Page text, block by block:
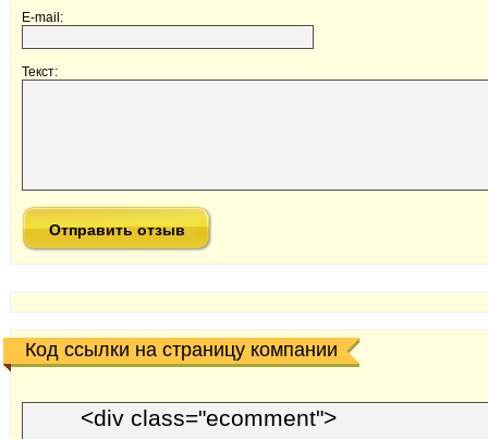
E-mail:
Текст:
Код ссылки на страницу компании